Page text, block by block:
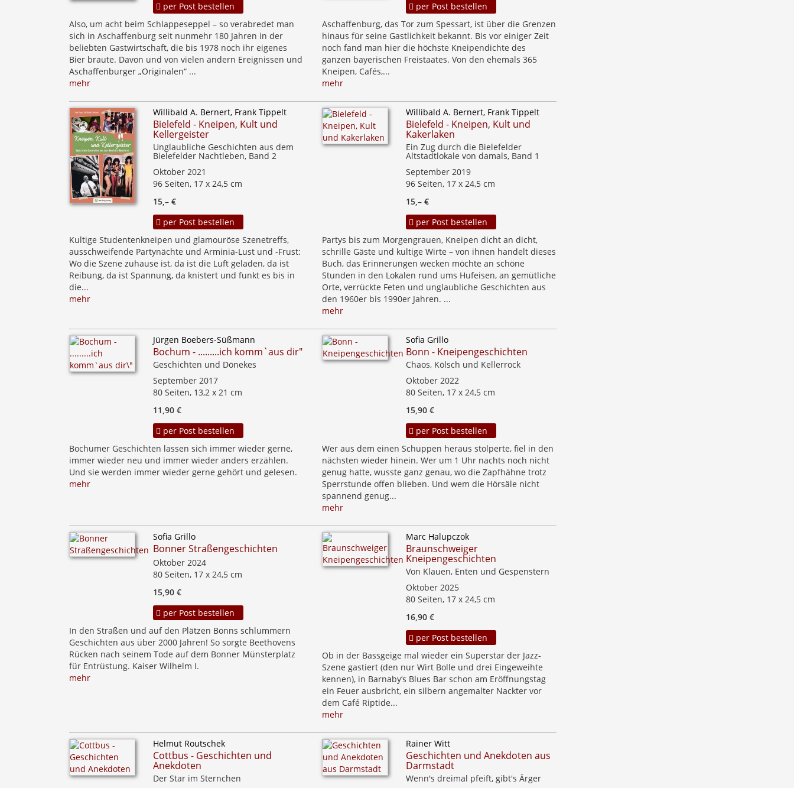
per Post bestellen
Also, um acht beim Schlappeseppel – so verabredet man
sich in Aschaffenburg seit nunmehr 180 Jahren in der
beliebten Gastwirtschaft, die bis 1978 noch ihr eigenes
Bier braute. Davon und von vielen andern Ereignissen und
Aschaffenburger „Originalen“ ...
mehr
per Post bestellen
Aschaffenburg, das Tor zum Spessart, ist über die Grenzen
hinaus für seine Gastlichkeit bekannt. Bis vor einiger Zeit
noch fand man hier die höchste Kneipendichte des
ganzen bayerischen Freistaates. Von den ehemals 365
Kneipen, Cafés,...
mehr
Willibald A. Bernert, Frank Tippelt
Bielefeld - Kneipen, Kult und
Kellergeister
Unglaubliche Geschichten aus dem
Bielefelder Nachtleben, Band 2
Oktober 2021
96 Seiten, 17 x 24,5 cm
15,– €
per Post bestellen
Kultige Studentenkneipen und glamouröse Szenetreffs,
ausschweifende Partynächte und Arminia-Lust und -Frust:
Wo die Szene zuhause ist, da ist die Luft geladen, da ist
Reibung, da ist Spannung, da knistert und funkt es bis in
die...
mehr
Willibald A. Bernert, Frank Tippelt
Bielefeld - Kneipen, Kult und
Kakerlaken
Ein Zug durch die Bielefelder
Altstadtlokale von damals, Band 1
September 2019
96 Seiten, 17 x 24,5 cm
15,– €
per Post bestellen
Partys bis zum Morgengrauen, Kneipen dicht an dicht,
schrille Gäste und kultige Wirte – von ihnen handelt dieses
Buch, das Erinnerungen wecken möchte an schöne
Stunden in den Lokalen rund ums Hufeisen, an gemütliche
Orte, verrückte Feten und unglaubliche Geschichten aus
den 1960er bis 1990er Jahren. ...
mehr
Jürgen Boebers-Süßmann
Bochum - .........ich komm`aus dir"
Geschichten und Dönekes
September 2017
80 Seiten, 13,2 x 21 cm
11,90 €
per Post bestellen
Bochumer Geschichten lassen sich immer wieder gerne,
immer wieder neu und immer wieder anders erzählen.
Und sie werden immer wieder gerne gehört und gelesen.
mehr
Sofia Grillo
Bonn - Kneipengeschichten
Chaos, Kölsch und Kellerrock
Oktober 2022
80 Seiten, 17 x 24,5 cm
15,90 €
per Post bestellen
Wer aus dem einen Schuppen heraus stolperte, fiel in den
nächsten wieder hinein. Wer um 1 Uhr nachts noch nicht
genug hatte, wusste ganz genau, wo die Zapfhähne trotz
Sperrstunde offen blieben. Und wem die Hörsäle nicht
spannend genug...
mehr
Sofia Grillo
Bonner Straßengeschichten
Oktober 2024
80 Seiten, 17 x 24,5 cm
15,90 €
per Post bestellen
In den Straßen und auf den Plätzen Bonns schlummern
Geschichten aus über 2000 Jahren! So sorgte Beethovens
Rücken nach seinem Tode auf dem Bonner Münsterplatz
für Entrüstung. Kaiser Wilhelm I.
mehr
Marc Halupczok
Braunschweiger
Kneipengeschichten
Von Klauen, Enten und Gespenstern
Oktober 2025
80 Seiten, 17 x 24,5 cm
16,90 €
per Post bestellen
Ob in der Bassgeige mal wieder ein Superstar der Jazz-
Szene gastiert (den nur Wirt Bolle und drei Eingeweihte
kennen), in Barnaby‘s Blues Bar schon am Eröffnungstag
ein Feuer ausbricht, ein silbern angemalter Nackter vor
dem Café Riptide...
mehr
Helmut Routschek
Cottbus - Geschichten und
Anekdoten
Der Star im Sternchen
Rainer Witt
Geschichten und Anekdoten aus
Darmstadt
Wenn's dreimal pfeift, gibt's Ärger